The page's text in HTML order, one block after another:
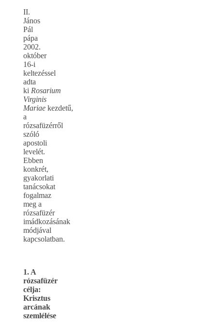
II.
János
Pál
pápa
2002.
október
16-i
keltezéssel
adta
ki Rosarium
Virginis
Mariae kezdetű,
a
rózsafüzérről
szóló
apostoli
levelét.
Ebben
konkrét,
gyakorlati
tanácsokat
fogalmaz
meg a
rózsafüzér
imádkozásának
módjával
kapcsolatban.
1. A
rózsafüzér
célja:
Krisztus
arcának
szemlélése